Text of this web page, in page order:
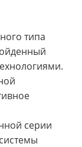
типа
серии